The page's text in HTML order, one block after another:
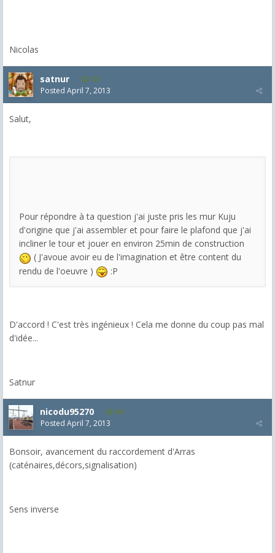
Nicolas
satnur 135
Posted April 7, 2013
Salut,
Pour répondre à ta question j'ai juste pris les mur Kuju
d'origine que j'ai assembler et pour faire le plafond que j'ai
incliner le tour et jouer en environ 25min de construction
( J'avoue avoir eu de l'imagination et être content du
rendu de l'oeuvre )
:P
D'accord ! C'est très ingénieux ! Cela me donne du coup pas mal
d'idée...
Satnur
nicodu95270 801
Posted April 7, 2013
Bonsoir, avancement du raccordement d'Arras
(caténaires,décors,signalisation)
Sens inverse